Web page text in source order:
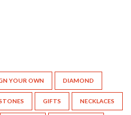
YOUR OWN DIAMOND
GIFTS NECKLACES